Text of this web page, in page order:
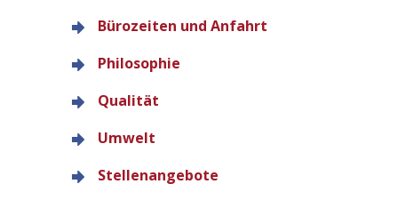
Bürozeiten und Anfahrt
Philosophie
Qualität
Umwelt
Stellenangebote